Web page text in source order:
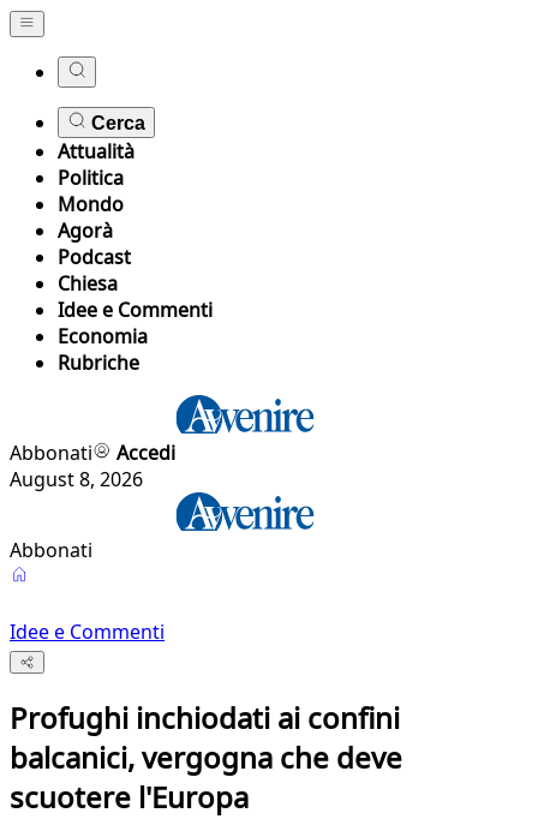
Cerca
Attualità
Politica
Mondo
Agorà
Podcast
Chiesa
Idee e Commenti
Economia
Rubriche
Abbonati
Accedi
August 8, 2026
Abbonati
Idee e Commenti
Profughi inchiodati ai confini
balcanici, vergogna che deve
scuotere l'Europa